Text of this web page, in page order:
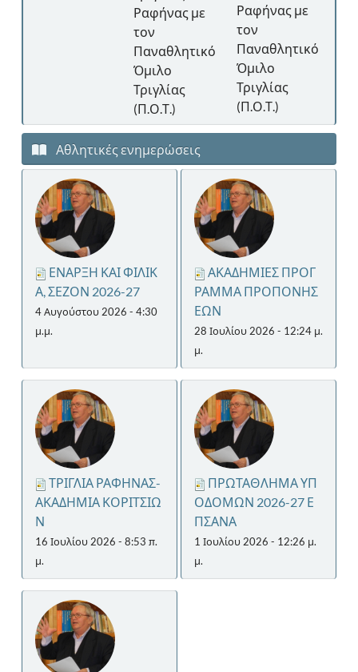
Ραφήνας με
τον
Παναθλητικό
Όμιλο
Τριγλίας
(Π.Ο.Τ.)
Ραφήνας με
τον
Παναθλητικό
Όμιλο
Τριγλίας
(Π.Ο.Τ.)
Αθλητικές ενημερώσεις
ΕΝΑΡΞΗ ΚΑΙ ΦΙΛΙΚ
Α, ΣΕΖΟΝ 2026-27
4 Αυγούστου 2026 - 4:30
μ.μ.
ΑΚΑΔΗΜΙΕΣ ΠΡΟΓ
ΡΑΜΜΑ ΠΡΟΠΟΝΗΣ
ΕΩΝ
28 Ιουλίου 2026 - 12:24 μ.
μ.
ΤΡΙΓΛΙΑ ΡΑΦΗΝΑΣ-
ΑΚΑΔΗΜΙΑ ΚΟΡΙΤΣΙΩ
Ν
16 Ιουλίου 2026 - 8:53 π.
μ.
ΠΡΩΤΑΘΛΗΜΑ ΥΠ
ΟΔΟΜΩΝ 2026-27 Ε
ΠΣΑΝΑ
1 Ιουλίου 2026 - 12:26 μ.
μ.